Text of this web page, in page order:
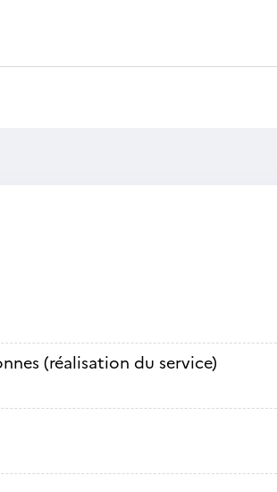
(réalisation du service)